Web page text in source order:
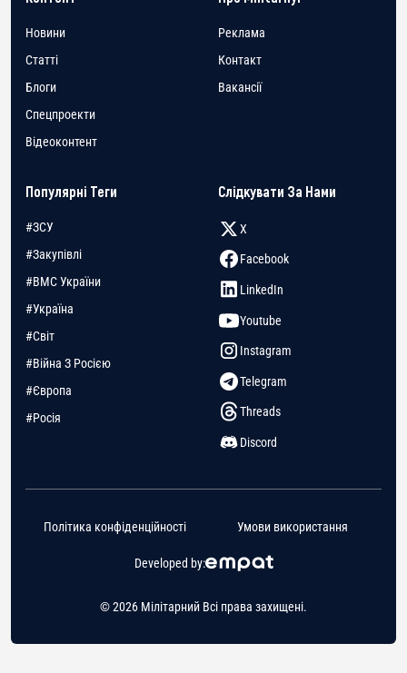
Новини
Статті
Блоги
Спецпроекти
Відеоконтент
Реклама
Контакт
Вакансії
Популярні Теги
#ЗСУ
#Закупівлі
#ВМС України
#Україна
#Світ
#Війна З Росією
#Європа
#Росія
Слідкувати За Нами
X
Facebook
LinkedIn
Youtube
Instagram
Telegram
Threads
Discord
© 2026 Мілітарний Всі права захищені.
Developed by:
Політика конфіденційності Умови використання